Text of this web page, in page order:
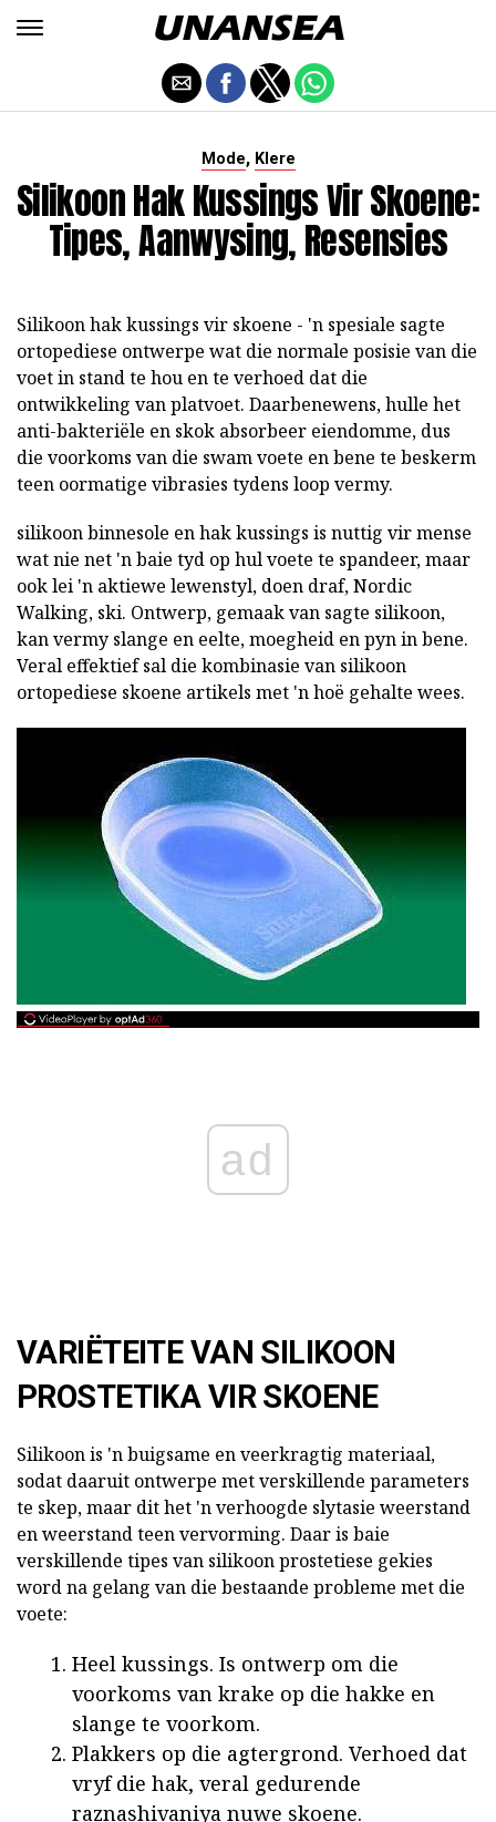
Mode, Klere
Silikoon Hak Kussings Vir Skoene:
Tipes, Aanwysing, Resensies
Silikoon hak kussings vir skoene - 'n spesiale sagte
ortopediese ontwerpe wat die normale posisie van die
voet in stand te hou en te verhoed dat die
ontwikkeling van platvoet. Daarbenewens, hulle het
anti-bakteriële en skok absorbeer eiendomme, dus
die voorkoms van die swam voete en bene te beskerm
teen oormatige vibrasies tydens loop vermy.
silikoonbinnesole en hak kussings is nuttig vir mense
wat nie net 'n baie tyd op hul voete te spandeer, maar
ook lei 'n aktiewe lewenstyl, doen draf, Nordic
Walking, ski. Ontwerp, gemaak van sagte silikoon,
kan vermy slange en eelte, moegheid en pyn in bene.
Veral effektief sal die kombinasie van silikoon
ortopediese skoene artikels met 'n hoë gehalte wees.
ad
VARIËTEITE VAN SILIKOON
PROSTETIKA VIR SKOENE
Silikoon is 'n buigsame en veerkragtig materiaal,
sodat daaruit ontwerpe met verskillende parameters
te skep, maar dit het 'n verhoogde slytasie weerstand
en weerstand teen vervorming. Daar is baie
verskillende tipes van silikoon prostetiese gekies
word na gelang van die bestaande probleme met die
voete:
Heel kussings. Is ontwerp om die
voorkoms van krake op die hakke en
slange te voorkom.
Plakkers op die agtergrond. Verhoed dat
vryf die hak, veral gedurende
raznashivaniya nuwe skoene.